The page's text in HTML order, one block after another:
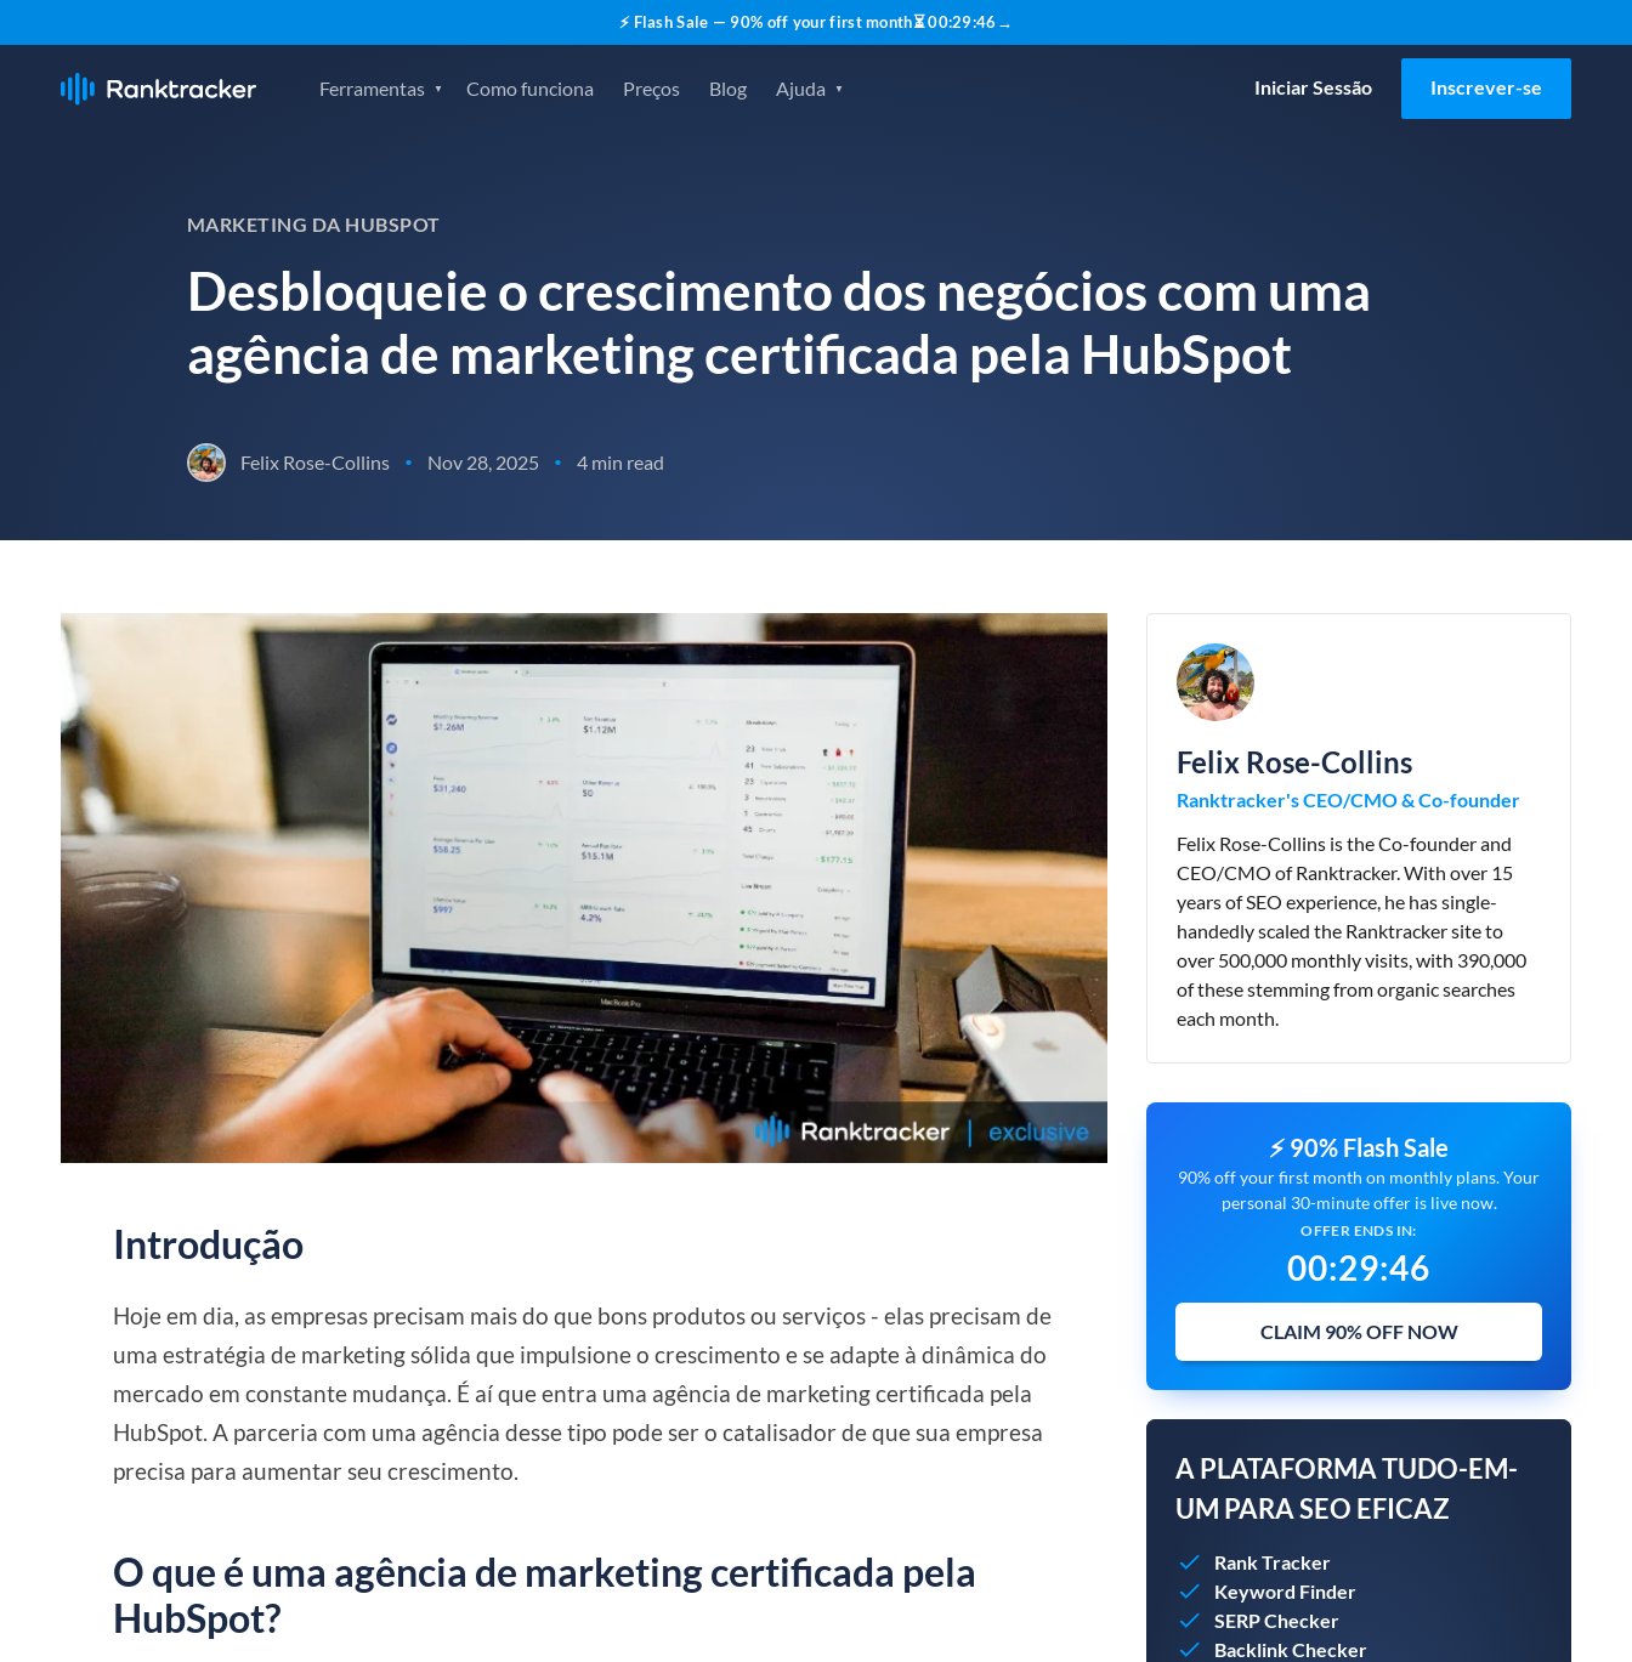
⚡ Flash Sale — 90% off your first month⏳00:29:45 →
Ferramentas Como funciona Preços Blog Ajuda Iniciar Sessão Inscrever-se
MARKETING DA HUBSPOT
Desbloqueie o crescimento dos negócios com uma
agência de marketing certificada pela HubSpot
Felix Rose-Collins • Nov 28, 2025 • 4 min read
Introdução
Hoje em dia, as empresas precisam mais do que bons produtos ou serviços - elas precisam de
uma estratégia de marketing sólida que impulsione o crescimento e se adapte à dinâmica do
mercado em constante mudança. É aí que entra uma agência de marketing certificada pela
HubSpot. A parceria com uma agência desse tipo pode ser o catalisador de que sua empresa
precisa para aumentar seu crescimento.
O que é uma agência de marketing certificada pela
HubSpot?
Felix Rose-Collins
Ranktracker's CEO/CMO & Co-founder
Felix Rose-Collins is the Co-founder and
CEO/CMO of Ranktracker. With over 15
years of SEO experience, he has single-
handedly scaled the Ranktracker site to
over 500,000 monthly visits, with 390,000
of these stemming from organic searches
each month.
⚡ 90% Flash Sale
90% off your first month on monthly plans. Your
personal 30-minute offer is live now.
OFFER ENDS IN:
00:29:45
CLAIM 90% OFF NOW
A PLATAFORMA TUDO-EM-
UM PARA SEO EFICAZ
Rank Tracker
Keyword Finder
SERP Checker
Backlink Checker